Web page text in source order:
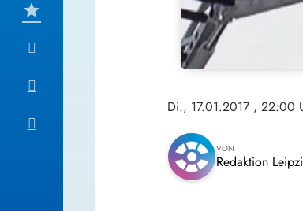
Di., 17.01.2017 , 22:00
VON
Redaktion